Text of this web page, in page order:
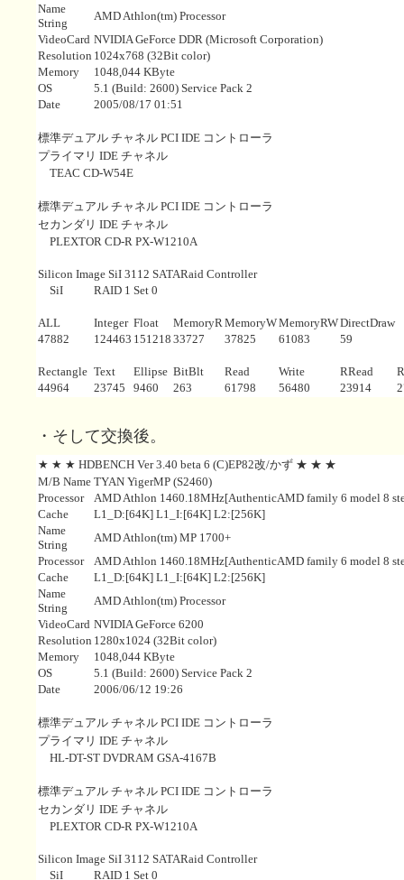
Name
String
AMD Athlon(tm) Processor
VideoCard NVIDIA GeForce DDR (Microsoft Corporation)
Resolution 1024x768 (32Bit color)
Memory
1048,044 KByte
OS
5.1 (Build: 2600) Service Pack 2
Date
2005/08/17 01:51
標準デュアル チャネル PCI IDE コントローラ
プライマリ IDE チャネル
TEAC CD-W54E
標準デュアル チャネル PCI IDE コントローラ
セカンダリ IDE チャネル
PLEXTOR CD-R PX-W1210A
Silicon Image SiI 3112 SATARaid Controller
SiI
RAID 1 Set 0
ALL Integer Float MemoryR MemoryWMemoryRWDirectDraw
47882
124463 151218 33727 37825 61083 59
Rectangle Text Ellipse BitBlt Read Write RRead
44964
23745 9460 263 61798 56480 23914
・そして交換後。
★ ★ ★ HDBENCH Ver 3.40 beta 6 (C)EP82改/かず ★ ★ ★
M/B Name TYAN YigerMP (S2460)
Processor
AMD Athlon 1460.18MHz[AuthenticAMD family 6 model 8
Cache
L1_D:[64K] L1_I:[64K] L2:[256K]
Name
String
AMD Athlon(tm) MP 1700+
Processor
AMD Athlon 1460.18MHz[AuthenticAMD family 6 model 8
Cache
L1_D:[64K] L1_I:[64K] L2:[256K]
Name
String
AMD Athlon(tm) Processor
VideoCard NVIDIA GeForce 6200
Resolution 1280x1024 (32Bit color)
Memory
1048,044 KByte
OS
5.1 (Build: 2600) Service Pack 2
Date
2006/06/12 19:26
標準デュアル チャネル PCI IDE コントローラ
プライマリ IDE チャネル
HL-DT-ST DVDRAM GSA-4167B
標準デュアル チャネル PCI IDE コントローラ
セカンダリ IDE チャネル
PLEXTOR CD-R PX-W1210A
Silicon Image SiI 3112 SATARaid Controller
SiI
RAID 1 Set 0